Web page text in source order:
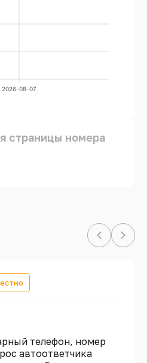
2026-08-07
страницы номера
телефон, номер
автоответчика